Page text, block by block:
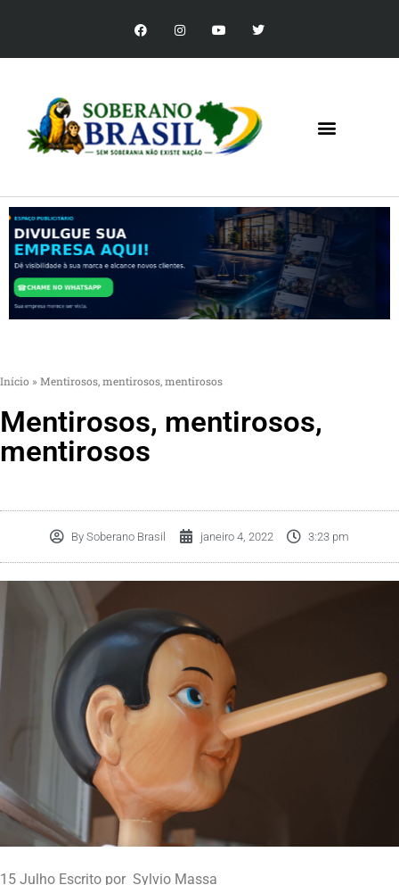
Início » Mentirosos, mentirosos, mentirosos
Mentirosos, mentirosos,
mentirosos
By Soberano Brasil janeiro 4, 2022 3:23 pm
15 Julho Escrito por Sylvio Massa